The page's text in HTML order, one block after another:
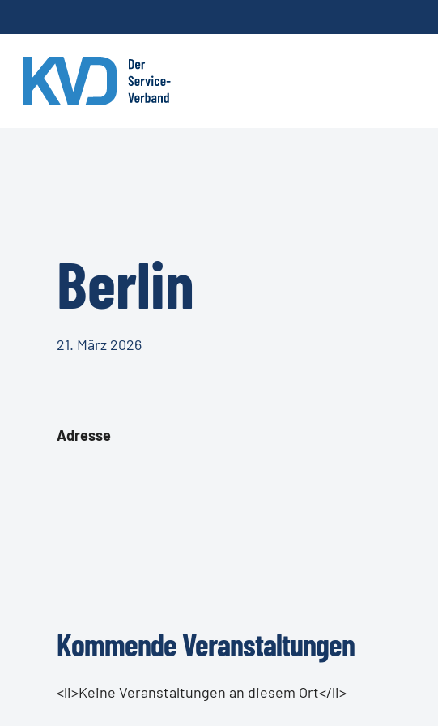
to
main
content
Berlin
21. März 2026
Adresse
Kommende Veranstaltungen
<li>Keine Veranstaltungen an diesem Ort</li>